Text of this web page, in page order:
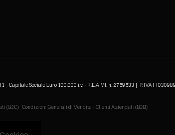
- Capitale Sociale Euro 100.000 i.v. - R.E.A MI. n. 2759533 | P. IVA
(B2C) Condizioni Generali di Vendita - Clienti Aziendali (B2B)